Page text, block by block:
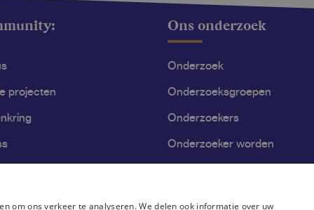
projecten
Ons onderzoek
Onderzoek
Onderzoeksgroepen
Onderzoekers
Onderzoeker worden
om ons verkeer te analyseren. We delen ook informatie over uw